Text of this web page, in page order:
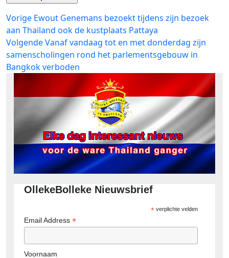
Bericht
navigatie
Vorige Vorig
bericht:
Ewout Genemans bezoekt tijdens zijn bezoek
aan Thailand ook de kustplaats Pattaya
VolgendeVolgend
bericht:
Vanaf vandaag tot en met donderdag zijn
samenscholingen rond het parlementsgebouw in
Bangkok verboden
OllekeBolleke Nieuwsbrief
*verplichte velden
Email Address *
Voornaam